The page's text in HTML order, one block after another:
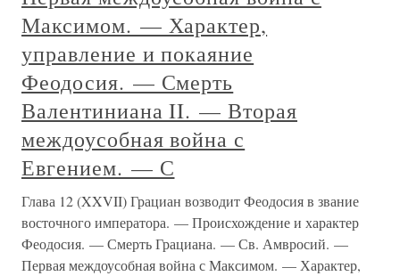
Максимом. — Характер,
управление и покаяние
Феодосия. — Смерть
Валентиниана II. — Вторая
междоусобная война с
Евгением. — С
Глава 12 (XXVII) Грациан возводит Феодосия в звание
восточного императора. — Происхождение и характер
Феодосия. — Смерть Грациана. — Св. Амвросий. —
Первая междоусобная война с Максимом. — Характер,